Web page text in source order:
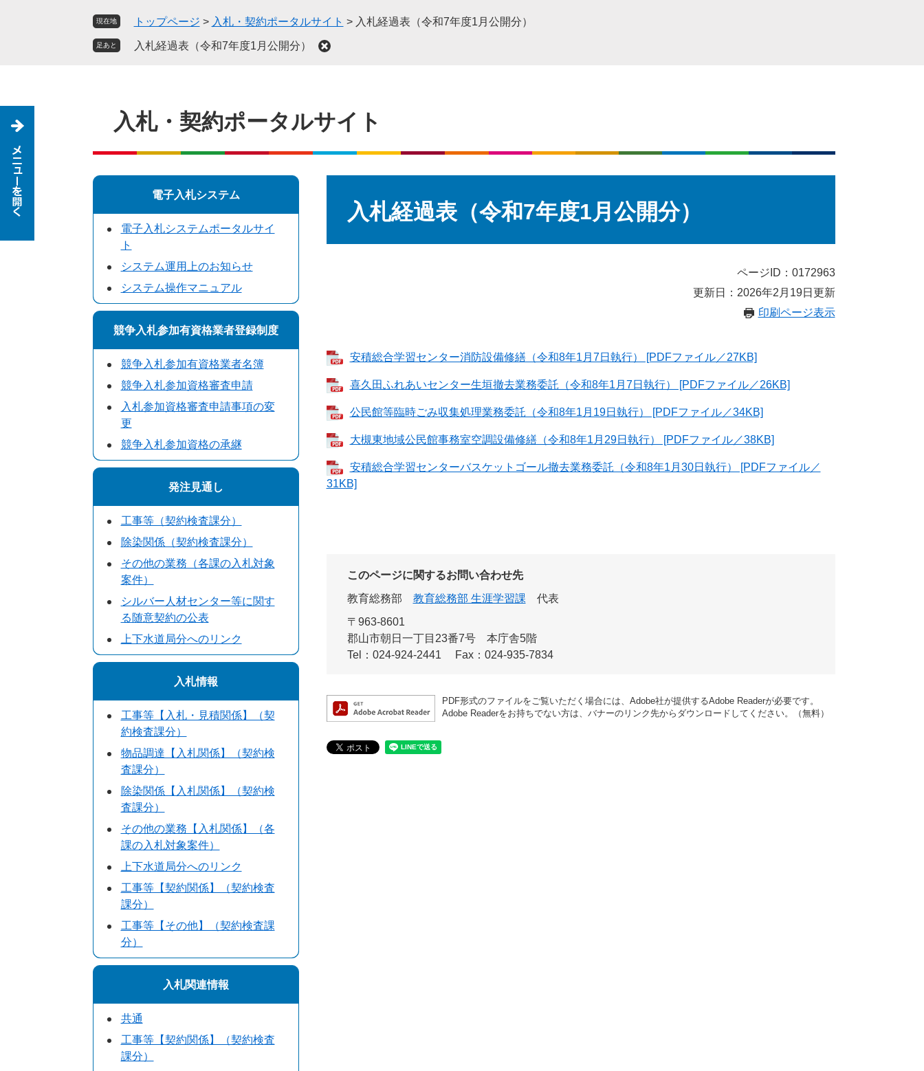
で
ば
現在地 トップページ > 入札・契約ポータルサイト > 入札経過表（令和7年度1月公開分）
足あと 入札経過表（令和7年度1月公開分）
入札・契約ポータルサイト
入札経過表（令和7年度1月公開分）
ページID：0172963
更新日：2026年2月19日更新
印刷ページ表示
安積総合学習センター消防設備修繕（令和8年1月7日執行） [PDFファイル／27KB]
喜久田ふれあいセンター生垣撤去業務委託（令和8年1月7日執行） [PDFファイル／26KB]
公民館等臨時ごみ収集処理業務委託（令和8年1月19日執行） [PDFファイル／34KB]
大槻東地域公民館事務室空調設備修繕（令和8年1月29日執行） [PDFファイル／38KB]
安積総合学習センターバスケットゴール撤去業務委託（令和8年1月30日執行） [PDFファイル／
31KB]
このページに関するお問い合わせ先
教育総務部
教育総務部 生涯学習課
代表
〒963-8601
郡山市朝日一丁目23番7号 本庁舎5階
Tel：024-924-2441
Fax：024-935-7834
PDF形式のファイルをご覧いただく場合には、Adobe社が提供するAdobe Readerが必要です。
Adobe Readerをお持ちでない方は、バナーのリンク先からダウンロードしてください。（無料）
電子入札システム
電子入札システムポータルサイ
ト
システム運用上のお知らせ
システム操作マニュアル
競争入札参加有資格業者登録制度
競争入札参加有資格業者名簿
競争入札参加資格審査申請
入札参加資格審査申請事項の変
更
競争入札参加資格の承継
発注見通し
工事等（契約検査課分）
除染関係（契約検査課分）
その他の業務（各課の入札対象
案件）
シルバー人材センター等に関す
る随意契約の公表
上下水道局分へのリンク
入札情報
工事等【入札・見積関係】（契
約検査課分）
物品調達【入札関係】（契約検
査課分）
除染関係【入札関係】（契約検
査課分）
その他の業務【入札関係】（各
課の入札対象案件）
上下水道局分へのリンク
工事等【契約関係】（契約検査
課分）
工事等【その他】（契約検査課
分）
入札関連情報
共通
工事等【契約関係】（契約検査
課分）